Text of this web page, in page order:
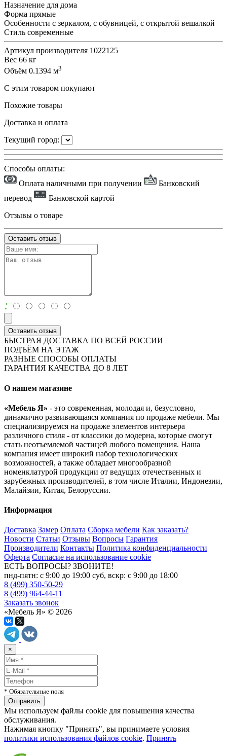
Назначение для дома
Форма прямые
Особенности с зеркалом, с обувницей, с открытой вешалкой
Стиль современные
Артикул производителя 1022125
Вес 66 кг
Объём 0.1394 м3
С этим товаром покупают
Похожие товары
Доставка и оплата
Текущий город:
Способы оплаты:
Оплата наличными при получении
Банковский
перевод
Банковской картой
Отзывы о товаре
Оставить отзыв
:
Оставить отзыв
БЫСТРАЯ ДОСТАВКА ПО ВСЕЙ РОССИИ
ПОДЪЁМ НА ЭТАЖ
РАЗНЫЕ СПОСОБЫ ОПЛАТЫ
ГАРАНТИЯ КАЧЕСТВА ДО 8 ЛЕТ
О нашем магазине
«Мебель Я» - это современная, молодая и, безусловно,
динамично развивающаяся компания по продаже мебели. Мы
специализируемся на продаже элементов интерьера
различного стиля - от классики до модерна, которые смогут
стать неотъемлемой частицей любого помещения. Наша
компания имеет широкий набор технологических
возможностей, а также обладает многообразной
номенклатурой продукции от ведущих отечественных и
зарубежных производителей, в том числе Италии, Индонезии,
Малайзии, Китая, Белоруссии.
Информация
Доставка Замер Оплата Сборка мебели Как заказать?
Новости Статьи Отзывы Вопросы Гарантия
Производители Контакты Политика конфиденциальности
Оферта Согласие на использование cookie
ЕСТЬ ВОПРОСЫ? ЗВОНИТЕ!
пнд-пятн: с 9:00 до 19:00 суб, вскр: с 9:00 до 18:00
8 (499) 350-50-29
8 (499) 964-44-11
Заказать звонок
«Мебель Я» © 2026
×
* Обязательные поля
Мы используем файлы cookie для повышения качества
обслуживания.
Нажимая кнопку "Принять", вы принимаете условия
политики использования файлов cookie. Принять